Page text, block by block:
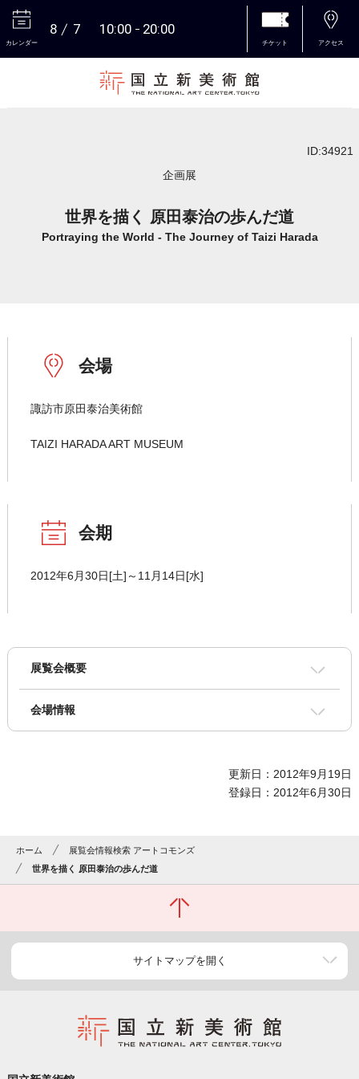
カレンダー
8 7 10:00 20:00
チケット アクセス
ID:34921
企画展
世界を描く 原田泰治の歩んだ道
Portraying the World - The Journey of Taizi Harada
会場
諏訪市原田泰治美術館
TAIZI HARADA ART MUSEUM
会期
2012年6月30日[土]～11月14日[水]
展覧会概要
会場情報
更新日：2012年9月19日
登録日：2012年6月30日
ホーム
展覧会情報検索 アートコモンズ
世界を描く 原田泰治の歩んだ道
サイトマップを開く